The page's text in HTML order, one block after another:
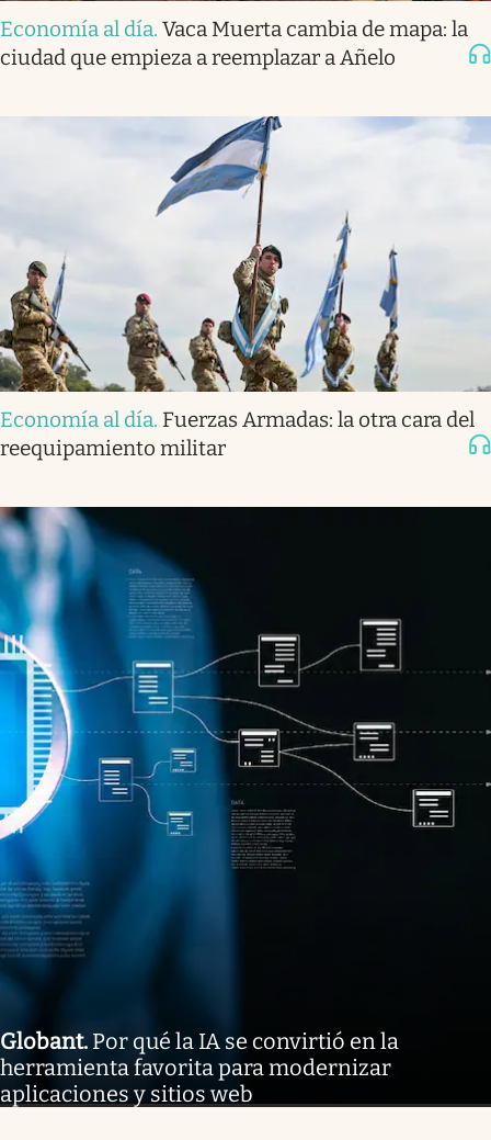
Economía al día. Vaca Muerta cambia de mapa: la
ciudad que empieza a reemplazar a Añelo
Economía al día. Fuerzas Armadas: la otra cara del
reequipamiento militar
Globant. Por qué la IA se convirtió en la
herramienta favorita para modernizar
aplicaciones y sitios web